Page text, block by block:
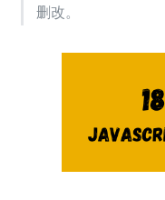
删改。